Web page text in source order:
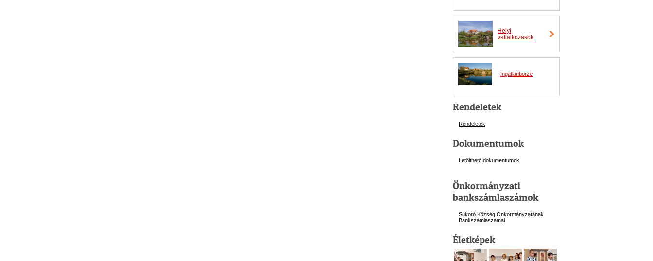
Helyi
vállalkozások
Ingatlanbörze
Rendeletek
Rendeletek
Dokumentumok
Letölthető dokumentumok
Önkormányzati
bankszámlaszámok
Sukoró Község Önkormányzatának
Bankszámlaszámai
Életképek